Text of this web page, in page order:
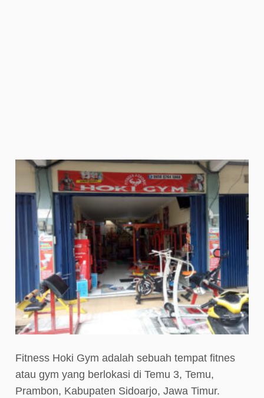
Fitness Hoki Gym adalah sebuah tempat fitnes
atau gym yang berlokasi di Temu 3, Temu,
Prambon, Kabupaten Sidoarjo, Jawa Timur.